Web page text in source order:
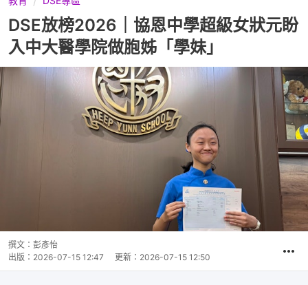
DSE放榜2026｜協恩中學超級女狀元盼
入中大醫學院做胞姊「學妹」
撰文： 彭彥怡
出版： 2026-07-15 12:47 更新： 2026-07-15 12:50